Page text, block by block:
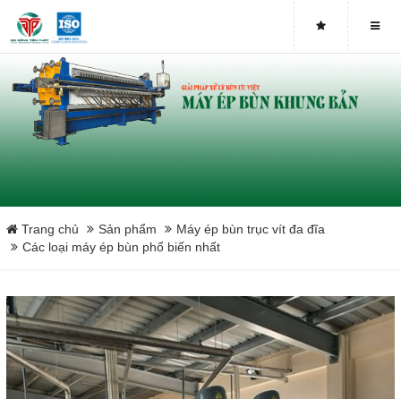
Máy ép bùn trục vít DDTP-MSP-251
Máy ép bùn trục vít DDTP-MSP-252
Máy ép bùn trục vít DDTP-MSP-253
Máy ép bùn trục vít DDTP-MSP-302
Máy ép bùn trục vít DDTP-MSP-303
Máy ép bùn trục vít DDTP-MSP-401
Máy ép bùn trục vít DDTP-MSP-402
Máy ép bùn trục vít DDTP-MSP-403
Trang chủ Sản phẩm
Máy ép bùn trục vít đa đĩa
Các loại máy ép bùn phổ biến nhất